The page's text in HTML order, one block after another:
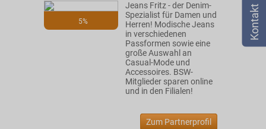
☎ 0800 - 279 25 82
5%
Jeans Fritz - der Denim-
Spezialist für Damen und
Herren! Modische Jeans
in verschiedenen
Passformen sowie eine
große Auswahl an
Casual-Mode und
Accessoires. BSW-
Mitglieder sparen online
und in den Filialen!
Zum Partnerprofil